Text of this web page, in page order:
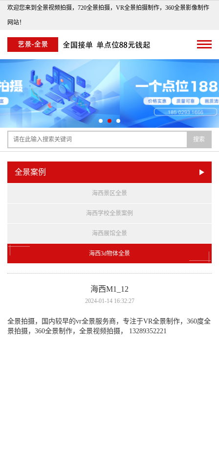
欢迎您来到全景视频拍摄，720全景拍摄，VR全景拍摄制作，360全景影像制作
网站！
搜索
全景案例
海西景区全景
海西学校全景案例
海西展馆全景
海西3d物体全景
海西M1_12
2024-01-14 16:32:27
全景拍摄，国内较早的vr全景服务商，专注于VR全景制作，360度全
景拍摄，360全景制作，全景视频拍摄， 13289352221